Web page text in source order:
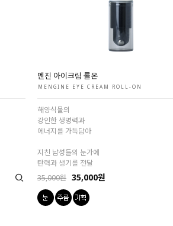
멘진 아이크림 롤온
MENGINE EYE CREAM ROLL-ON
해양식물의
강인한 생명력과
에너지를 가득담아
지친 남성들의 눈가에
탄력과 생기를 전달
35,000원 35,000원